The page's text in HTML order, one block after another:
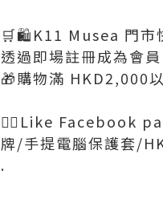
🛒🛍️K11 Musea 門市
透過即場註冊成為會
🎁購物滿 HKD2,000
👍🏻Like Facebook
牌/手提電腦保護套/
.